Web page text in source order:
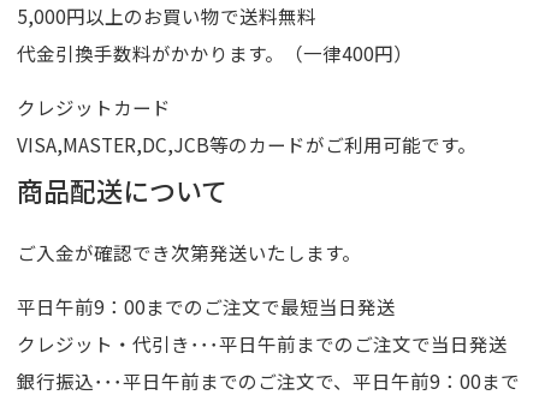
5,000円以上のお買い物で送料無料
代金引換手数料がかかります。（一律400円）
クレジットカード
VISA,MASTER,DC,JCB等のカードがご利用可能です。
商品配送について
ご入金が確認でき次第発送いたします。
平日午前9：00までのご注文で最短当日発送
クレジット・代引き･･･平日午前までのご注文で当日発送
銀行振込･･･平日午前までのご注文で、平日午前9：00まで